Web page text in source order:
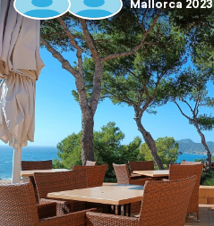
Mallorca 2023